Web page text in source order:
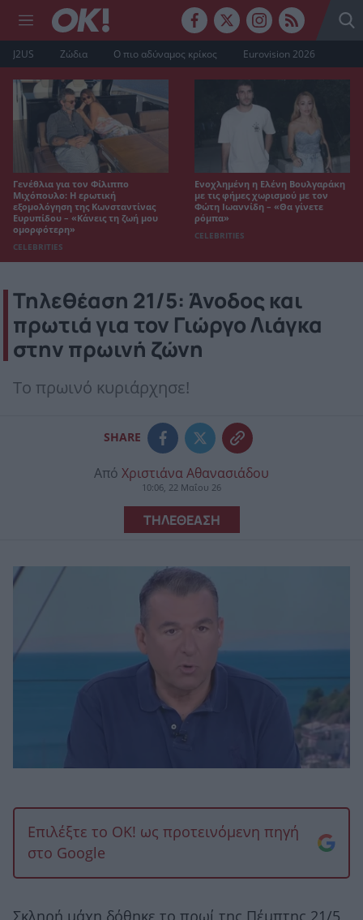
J2US Ζώδια Ο πιο αδύναμος κρίκος Eurovision 2026
Γενέθλια για τον Φίλιππο
Μιχόπουλο: Η ερωτική
εξομολόγηση της Κωνσταντίνας
Ευρυπίδου – «Κάνεις τη ζωή μου
ομορφότερη»
CELEBRITIES
Ενοχλημένη η Ελένη Βουλγαράκη
με τις φήμες χωρισμού με τον
Φώτη Ιωαννίδη – «Θα γίνετε
ρόμπα»
CELEBRITIES
Τηλεθέαση 21/5: Άνοδος και
πρωτιά για τον Γιώργο Λιάγκα
στην πρωινή ζώνη
Το πρωινό κυριάρχησε!
SHARE
Από Χριστιάνα Αθανασιάδου
10:06, 22 Μαΐου 26
ΤΗΛΕΘΕΑΣΗ
Επιλέξτε το OK! ως προτεινόμενη πηγή
στο Google